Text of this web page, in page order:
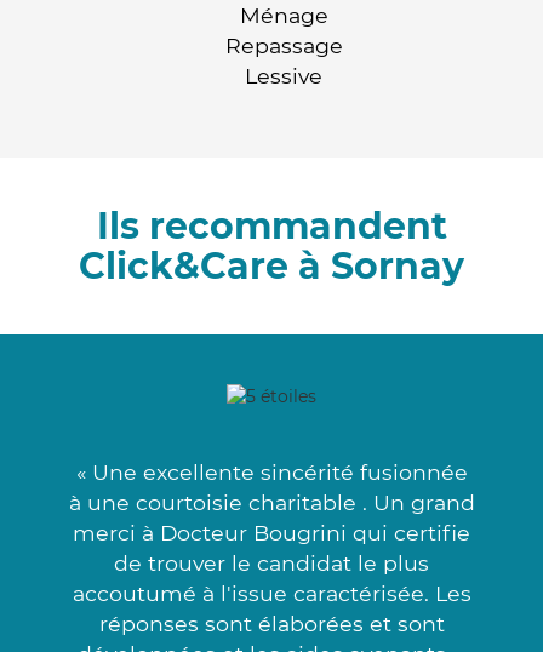
Ménage
Repassage
Lessive
Ils recommandent
Click&Care à Sornay
« Une excellente sincérité fusionnée
à une courtoisie charitable . Un grand
merci à Docteur Bougrini qui certifie
de trouver le candidat le plus
accoutumé à l'issue caractérisée. Les
réponses sont élaborées et sont